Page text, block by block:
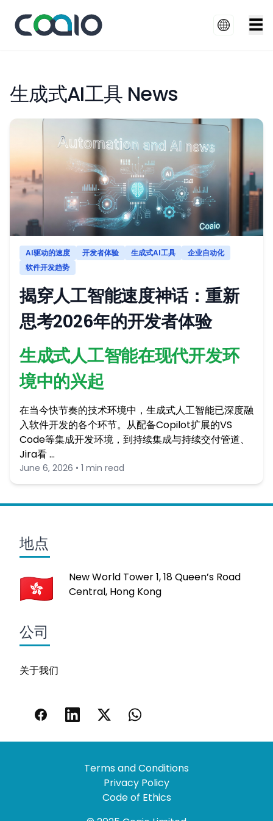
☰
生成式AI工具 News
AI驱动的速度 开发者体验 生成式AI工具
企业自动化
软件开发趋势
揭穿人工智能速度神话：重新
思考2026年的开发者体验
生成式人工智能在现代开发环
境中的兴起
在当今快节奏的技术环境中，生成式人工智能已深度融
入软件开发的各个环节。从配备Copilot扩展的VS
Code等集成开发环境，到持续集成与持续交付管道、
Jira看 …
June 6, 2026 • 1 min read
地点
New World Tower 1, 18 Queen’s Road
Central, Hong Kong
公司
关于我们
Terms and Conditions
Privacy Policy
Code of Ethics